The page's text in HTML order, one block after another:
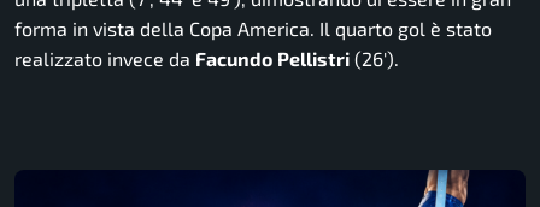
forma in vista della Copa America. Il quarto gol è stato
realizzato invece da Facundo Pellistri (26′).